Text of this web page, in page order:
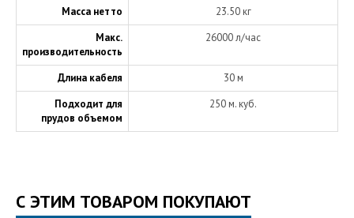
Масса нетто
23.50 кг
Макс.
производительность
26000 л/час
Длина кабеля
30 м
Подходит для
прудов объемом
250 м. куб.
С ЭТИМ ТОВАРОМ ПОКУПАЮТ